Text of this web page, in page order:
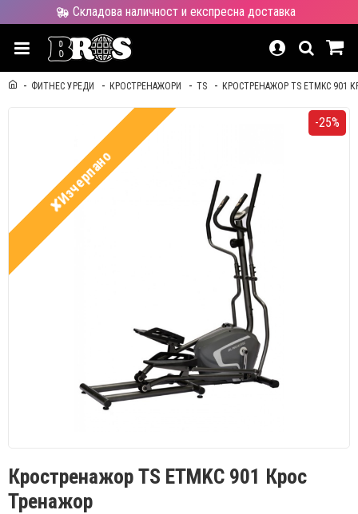
Складова наличност и експресна доставка
ФИТНЕС УРЕДИ КРОСТРЕНАЖОРИ TS КРОСТРЕНАЖОР TS ETMKC 901
-25%
✘Изчерпано
Кростренажор TS ETMKC 901 Крос
Тренажор